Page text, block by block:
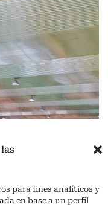
para fines analíticos y
en base a un perfil
km 15,5 M.I. (Córdoba)